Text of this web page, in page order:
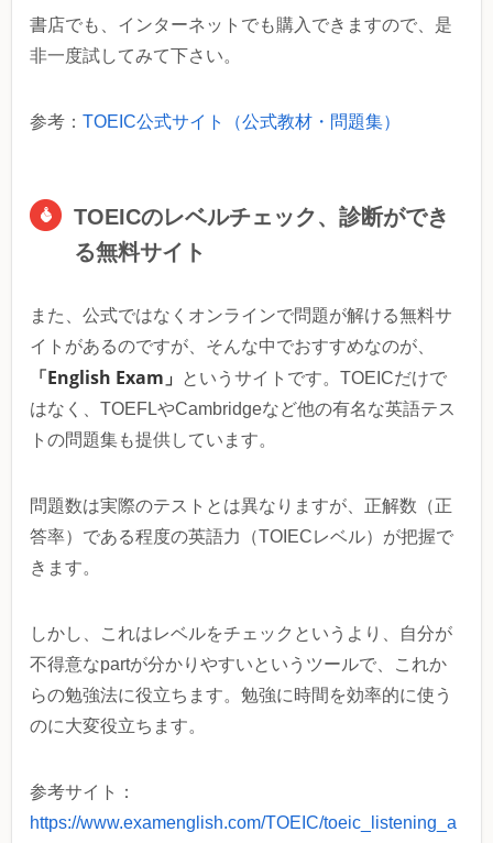
書店でも、インターネットでも購入できますので、是
非一度試してみて下さい。
参考： TOEIC公式サイト（公式教材・問題集）
TOEICのレベルチェック、診断ができ
る無料サイト
また、公式ではなくオンラインで問題が解ける無料サ
イトがあるのですが、そんな中でおすすめなのが、
「English Exam」
というサイトです。TOEICだけで
はなく、TOEFLやCambridgeなど他の有名な英語テス
トの問題集も提供しています。
問題数は実際のテストとは異なりますが、正解数（正
答率）である程度の英語力（TOIECレベル）が把握で
きます。
しかし、これはレベルをチェックというより、自分が
不得意なpartが分かりやすいというツールで、これか
らの勉強法に役立ちます。勉強に時間を効率的に使う
のに大変役立ちます。
参考サイト：
https://www.examenglish.com/TOEIC/toeic_listening_a